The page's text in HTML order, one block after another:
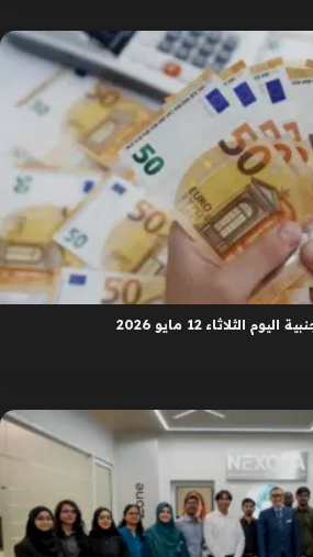
الثلاثاء 12 مايو 2026